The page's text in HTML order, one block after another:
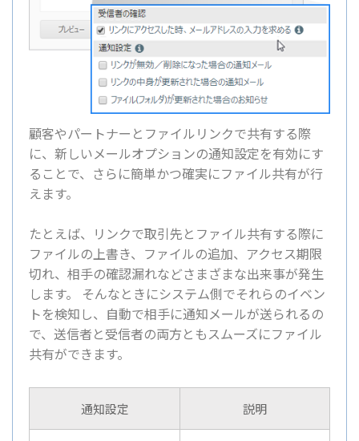
顧客やパートナーとファイルリンクで共有する際
に、新しいメールオプションの通知設定を有効にす
ることで、さらに簡単かつ確実にファイル共有が行
えます。
たとえば、リンクで取引先とファイル共有する際に
ファイルの上書き、ファイルの追加、アクセス期限
切れ、相手の確認漏れなどさまざまな出来事が発生
します。 そんなときにシステム側でそれらのイベン
トを検知し、自動で相手に通知メールが送られるの
で、送信者と受信者の両方ともスムーズにファイル
共有ができます。
通知設定 説明